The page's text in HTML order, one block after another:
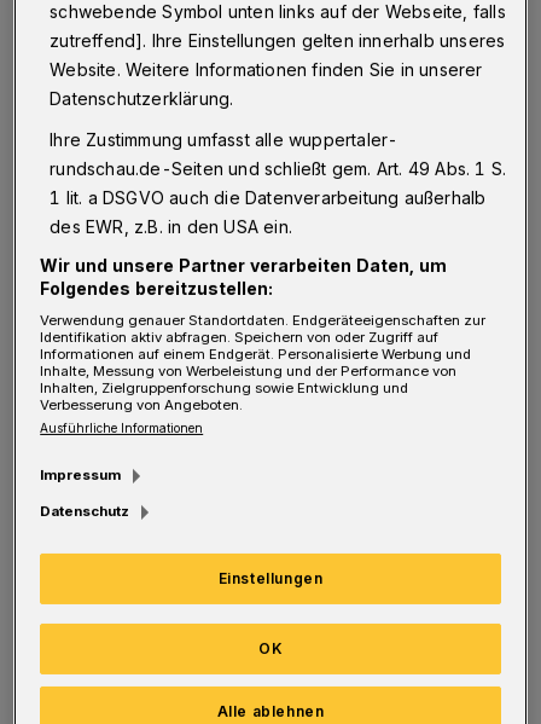
Von Roderich Trapp
I mmer mehr von ihnen glauben, dass die
Differentialrechnung von Autowerkstätten
ausgestellt wird und der Satz des Pythagoras:
„Brudi, für Rechnen happ ich Smartphone“
Das hat allerdings niemanden wirklich
überrascht. Bis auf die Bildungspolitiker, die
sich beruflich damit beschäftigen, das
Leistungsniveau deutscher Schüler
ist übrigens nicht zu unterschätzen, weil
Deutschland ja schon bei der ersten Studie
2001 so lausige Ergebnisse hatte, dass die
kaum noch zu unterbieten waren. Jetzt sind
jedenfalls alle überaus bestürzt und fordern
energisch Konsequenzen. Man könnte zum
Beispiel die Prüfungsanforderungen senken,
schwebende Symbol unten links auf der Webseite, falls
zutreffend]. Ihre Einstellungen gelten innerhalb unseres
Website. Weitere Informationen finden Sie in unserer
Datenschutzerklärung.
Ihre Zustimmung umfasst alle wuppertaler-
rundschau.de-Seiten und schließt gem. Art. 49 Abs. 1 S.
1 lit. a DSGVO auch die Datenverarbeitung außerhalb
des EWR, z.B. in den USA ein.
Wir und unsere Partner verarbeiten Daten, um
Folgendes bereitzustellen:
Verwendung genauer Standortdaten. Endgeräteeigenschaften zur
Identifikation aktiv abfragen. Speichern von oder Zugriff auf
Informationen auf einem Endgerät. Personalisierte Werbung und
Inhalte, Messung von Werbeleistung und der Performance von
Inhalten, Zielgruppenforschung sowie Entwicklung und
Verbesserung von Angeboten.
Ausführliche Informationen
Impressum
Datenschutz
Einstellungen
Alle ablehnen
OK